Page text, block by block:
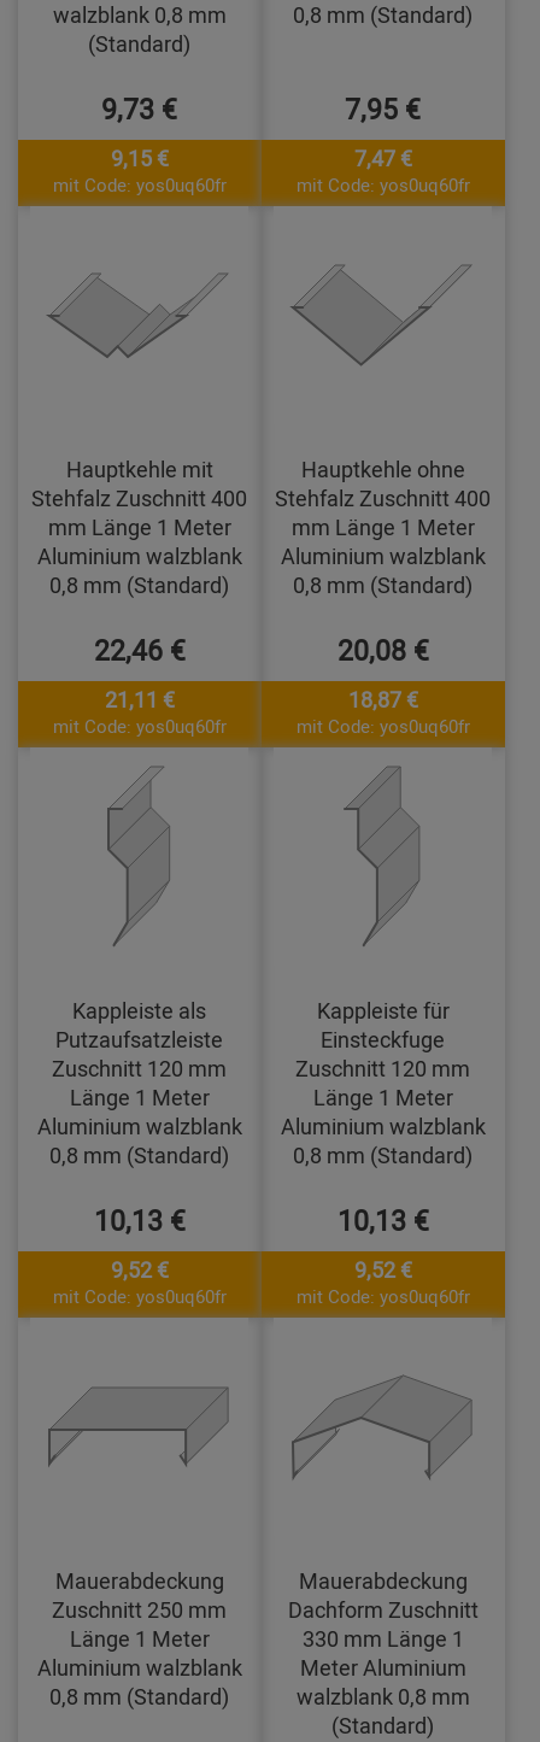
walzblank 0,8 mm
(Standard)
9,73 €
9,15 €
mit Code: yos0uq60fr
0,8 mm (Standard)
7,95 €
7,47 €
mit Code: yos0uq60fr
Hauptkehle mit
Stehfalz Zuschnitt 400
mm Länge 1 Meter
Aluminium walzblank
0,8 mm (Standard)
22,46 €
21,11 €
mit Code: yos0uq60fr
Hauptkehle ohne
Stehfalz Zuschnitt 400
mm Länge 1 Meter
Aluminium walzblank
0,8 mm (Standard)
20,08 €
18,87 €
mit Code: yos0uq60fr
Kappleiste als
Putzaufsatzleiste
Zuschnitt 120 mm
Länge 1 Meter
Aluminium walzblank
0,8 mm (Standard)
10,13 €
9,52 €
mit Code: yos0uq60fr
Kappleiste für
Einsteckfuge
Zuschnitt 120 mm
Länge 1 Meter
Aluminium walzblank
0,8 mm (Standard)
10,13 €
9,52 €
mit Code: yos0uq60fr
Mauerabdeckung
Zuschnitt 250 mm
Länge 1 Meter
Aluminium walzblank
0,8 mm (Standard)
Mauerabdeckung
Dachform Zuschnitt
330 mm Länge 1
Meter Aluminium
walzblank 0,8 mm
(Standard)